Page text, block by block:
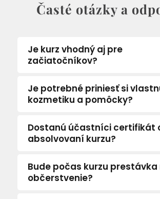
Časté otázky a
Je kurz vhodný aj pre
začiatočníkov?
Je potrebné priniesť si
kozmetiku a pomôcky?
Dostanú účastníci certifikát
absolvovaní kurzu?
Bude počas kurzu prestávka
občerstvenie?